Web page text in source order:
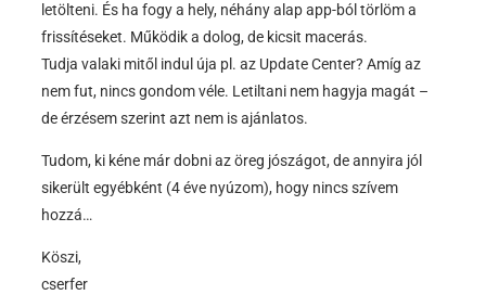
letölteni. És ha fogy a hely, néhány alap app-ból törlöm a
frissítéseket. Működik a dolog, de kicsit macerás.
Tudja valaki mitől indul úja pl. az Update Center? Amíg az
nem fut, nincs gondom véle. Letiltani nem hagyja magát –
de érzésem szerint azt nem is ajánlatos.
Tudom, ki kéne már dobni az öreg jószágot, de annyira jól
sikerült egyébként (4 éve nyúzom), hogy nincs szívem
hozzá…
Köszi,
cserfer